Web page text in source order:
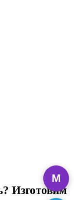
Изготовим
M